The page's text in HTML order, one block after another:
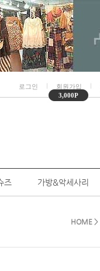
로그인
회원가입
3,000P
즈 가방&악세사리
HOME >